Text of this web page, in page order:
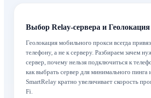
Выбор Relay-сервера и
Геолокация мобильного прокси всегда
телефону, а не к серверу. Разбираем зачем
сервер, почему нельзя подключиться к
как выбрать сервер для минимального пинга
SmartRelay кратно увеличивает скорость
Fi.